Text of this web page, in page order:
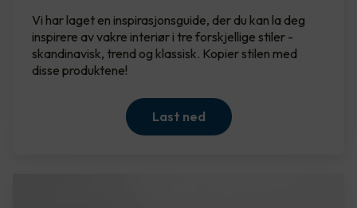
Vi har laget en inspirasjonsguide, der du kan la deg
inspirere av vakre interiør i tre forskjellige stiler -
skandinavisk, trend og klassisk. Kopier stilen med
disse produktene!
Last ned